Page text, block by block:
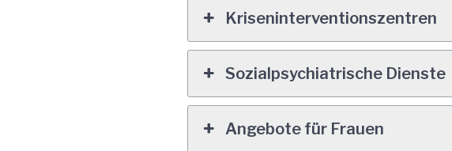
Kriseninterventionszentren
Sozialpsychiatrische Dienste
Angebote für Frauen